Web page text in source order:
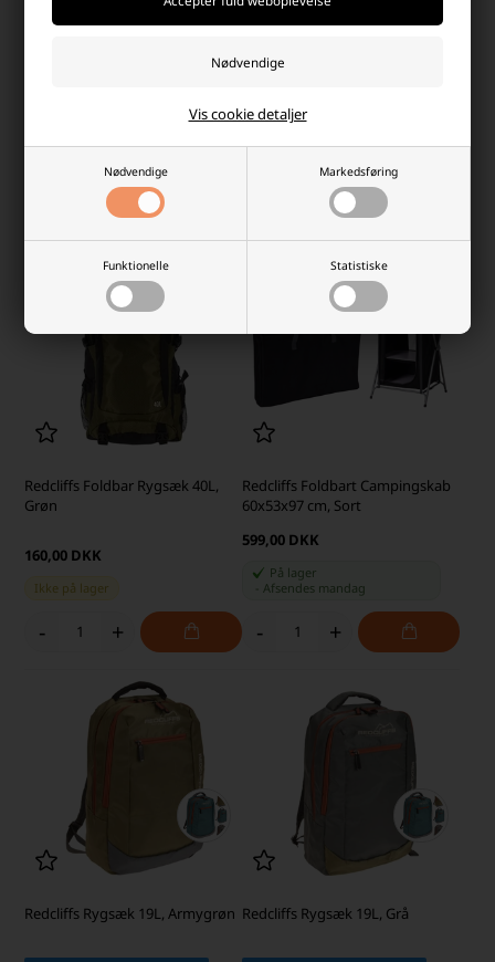
Nødvendige Markedsføring
Funktionelle Statistiske
Vis cookie detaljer
Redcliffs Liggeunderlag 180x50
På lager
Redcliffs Rygsæk 19L, Grøn
119,00 DKK
+
Redcliffs Foldbar Rygsæk 40L,
Grøn
160,00 DKK
Ikke på lager
- +
Redcliffs Foldbart Campingskab
60x53x97 cm, Sort
599,00 DKK
På lager
Afsendes mandag
- +
Redcliffs Rygsæk 19L, Armygrøn Redcliffs Rygsæk 19L, Grå